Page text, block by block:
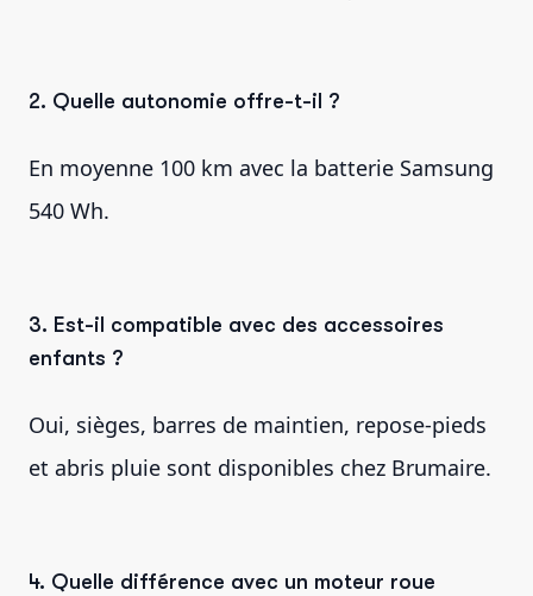
2. Quelle autonomie offre-t-il ?
En moyenne 100 km avec la batterie Samsung
540 Wh.
3. Est-il compatible avec des accessoires
enfants ?
Oui, sièges, barres de maintien, repose-pieds
et abris pluie sont disponibles chez Brumaire.
4. Quelle différence avec un moteur roue